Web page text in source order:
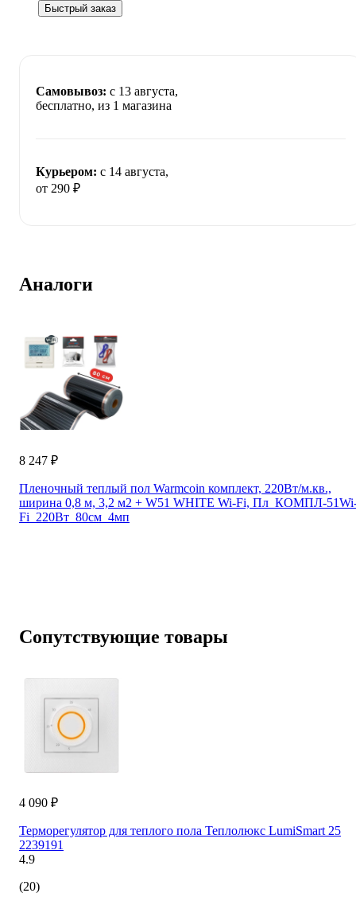
Быстрый заказ
Самовывоз: c 13 августа,
бесплатно, из 1 магазина
Курьером: c 14 августа,
от 290 ₽
Аналоги
8 247 ₽
Пленочный теплый пол Warmcoin комплект, 220Вт/м.кв.,
ширина 0,8 м, 3,2 м2 + W51 WHITE Wi-Fi, Пл_КОМПЛ-
Fi_220Вт_80см_4мп
Сопутствующие товары
4 090 ₽
Терморегулятор для теплого пола Теплолюкс LumiSmart 25
2239191
4.9
(20)